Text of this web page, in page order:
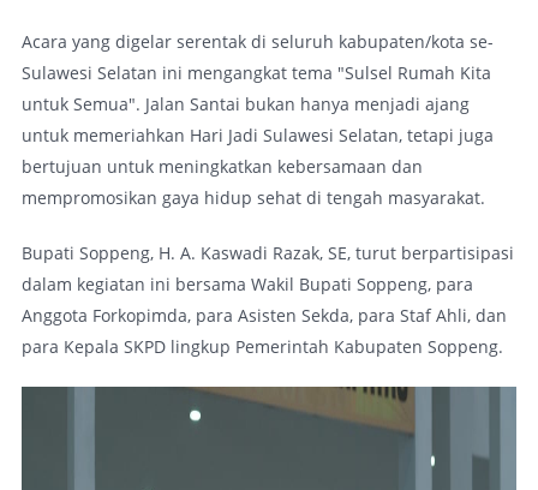
Acara yang digelar serentak di seluruh kabupaten/kota se-
Sulawesi Selatan ini mengangkat tema "Sulsel Rumah Kita
untuk Semua". Jalan Santai bukan hanya menjadi ajang
untuk memeriahkan Hari Jadi Sulawesi Selatan, tetapi juga
bertujuan untuk meningkatkan kebersamaan dan
mempromosikan gaya hidup sehat di tengah masyarakat.
Bupati Soppeng, H. A. Kaswadi Razak, SE, turut berpartisipasi
dalam kegiatan ini bersama Wakil Bupati Soppeng, para
Anggota Forkopimda, para Asisten Sekda, para Staf Ahli, dan
para Kepala SKPD lingkup Pemerintah Kabupaten Soppeng.